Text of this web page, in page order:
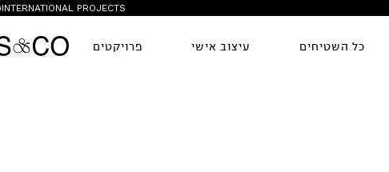
INTERNATIONAL PROJECTS
כל השטיחים עיצוב אישי פרויקטים